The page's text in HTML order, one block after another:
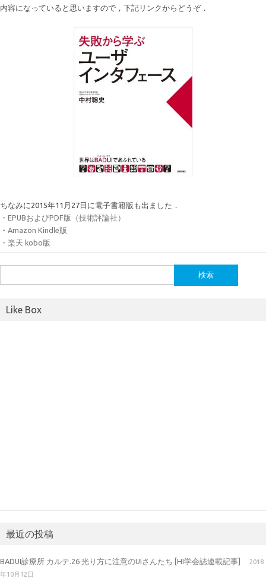
内容になっていると思いますので，下記リンクからどうぞ．
ちなみに2015年11月27日に電子書籍版も出ました．
・ EPUBおよびPDF版（技術評論社）
・ Amazon Kindle版
・ 楽天 kobo版
索:
Like Box
最近の投稿
BADUI診療所 カルテ.26 光り方に注意のUIさんたち [HI学会誌連載記事]
2018
年10月12日